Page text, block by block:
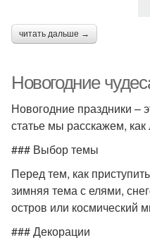
читать дальше →
Новогодние
Новогодние праздники –
статье мы расскажем,
### Выбор темы
Перед тем, как
зимняя тема с елями,
остров или космический
### Декорации